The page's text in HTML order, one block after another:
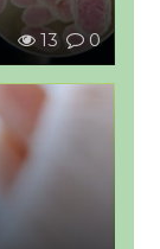
13 0